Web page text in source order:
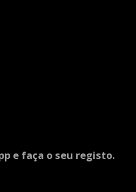
e faça o seu registo.